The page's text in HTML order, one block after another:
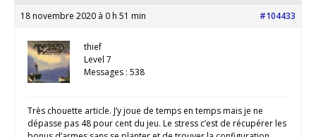
18 novembre 2020 à 0 h 51 min #104433
thief
Level 7
Messages : 538
Très chouette article. J’y joue de temps en temps mais je ne
dépasse pas 48 pour cent du jeu. Le stress c’est de récupérer les